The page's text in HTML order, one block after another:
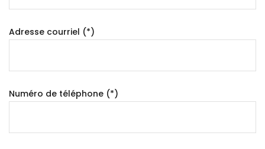
Adresse courriel (*)
Numéro de téléphone (*)